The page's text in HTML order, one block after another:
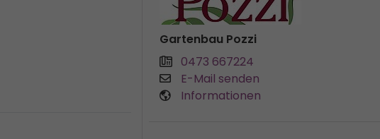
Gartenbau Pozzi
0473 667224
E-Mail senden
Informationen